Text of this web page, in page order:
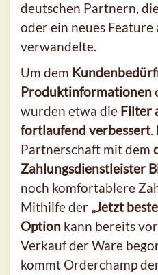
deutschen Partnern,
oder ein neues
verwandelte.
Um dem
Produktinformationen
wurden etwa die Filter
fortlaufend verbessert.
Partnerschaft mit dem
Zahlungsdienstleister
noch komfortablere
Mithilfe der „Jetzt
Option kann bereits
Verkauf der Ware
kommt Orderchamp